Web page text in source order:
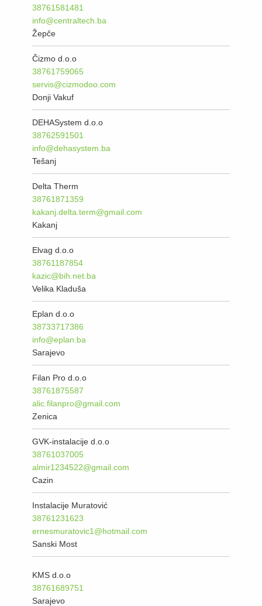
38761581481
info@centraltech.ba
Žepče
Čizmo d.o.o
38761759065
servis@cizmodoo.com
Donji Vakuf
DEHASystem d.o.o
38762591501
info@dehasystem.ba
Tešanj
Delta Therm
38761871359
kakanj.delta.term@gmail.com
Kakanj
Elvag d.o.o
38761187854
kazic@bih.net.ba
Velika Kladuša
Eplan d.o.o
38733717386
info@eplan.ba
Sarajevo
Filan Pro d.o.o
38761875587
alic.filanpro@gmail.com
Zenica
GVK-instalacije d.o.o
38761037005
almir1234522@gmail.com
Cazin
Instalacije Muratović
38761231623
ernesmuratovic1@hotmail.com
Sanski Most
KMS d.o.o
38761689751
Sarajevo